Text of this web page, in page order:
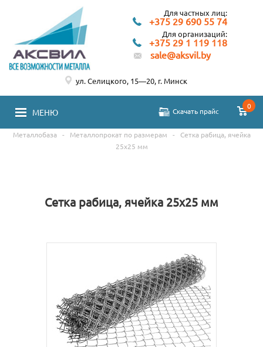
Для частных лиц:
+375 29 690 55 74
Для организаций:
+375 29 1 119 118
sale@aksvil.by
МЕНЮ Скачать прайс
0
ул. Селицкого, 15—20, г. Минск
Металлобаза - Металлопрокат по размерам -
Сетка рабица, ячейка
25х25 мм
Сетка рабица, ячейка 25х25 мм